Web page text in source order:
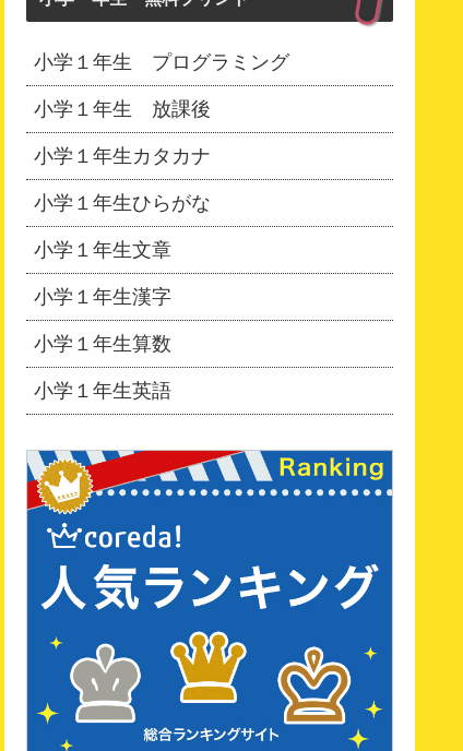
小学１年生 プログラミング
小学１年生 放課後
小学１年生カタカナ
小学１年生ひらがな
小学１年生文章
小学１年生漢字
小学１年生算数
小学１年生英語